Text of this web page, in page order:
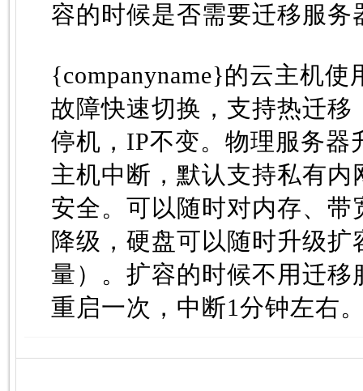
容的时候是否需要迁移服务
{companyname}的云主机
故障快速切换，支持热迁移
停机，IP不变。物理服务器
主机中断，默认支持私有
安全。可以随时对内存、带
降级，硬盘可以随时升级
量）。扩容的时候不用迁移
重启一次，中断1分钟左右